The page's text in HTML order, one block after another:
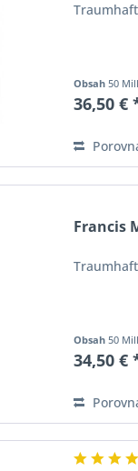
Obsah50
36,50 €
Francis
Obsah 50
34,50 €